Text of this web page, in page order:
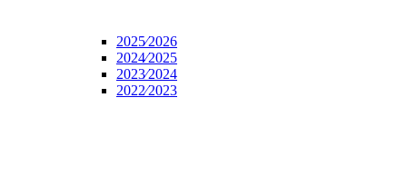
2025⁄2026
2024⁄2025
2023⁄2024
2022⁄2023